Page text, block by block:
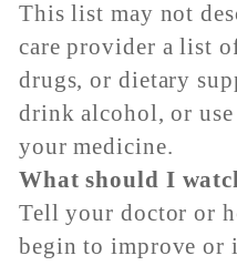
This list may not
care provider a list
drugs, or dietary
drink alcohol, or
your medicine.
What should I
Tell your doctor or
begin to improve or